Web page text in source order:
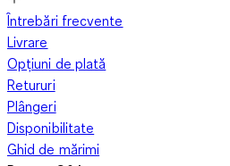
Întrebări frecvente
Livrare
Opțiuni de plată
Retururi
Plângeri
Disponibilitate
Ghid de mărimi